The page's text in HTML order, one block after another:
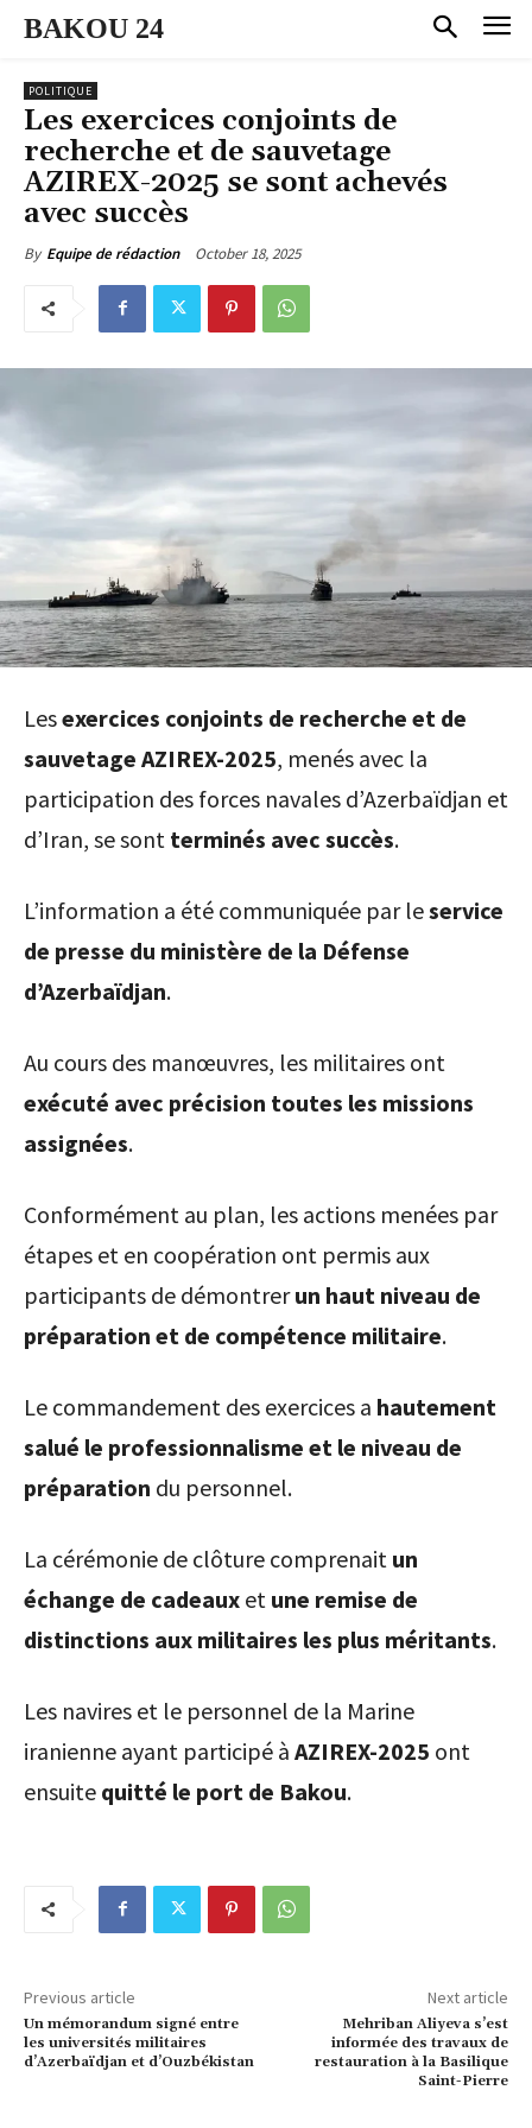
BAKOU 24
POLITIQUE
Les exercices conjoints de
recherche et de sauvetage
AZIREX-2025 se sont achevés
avec succès
By Equipe de rédaction October 18, 2025
Lesexercices conjoints de recherche et de
sauvetage AZIREX-2025, menés avec la
participation des forces navales d’Azerbaïdjan et
d’Iran, se sont terminés avec succès.
L’information a été communiquée par leservice
de presse du ministère de la Défense
d’Azerbaïdjan.
Au cours des manœuvres, les militaires ont
exécuté avec précision toutes les missions
assignées.
Conformément au plan, les actions menées par
étapes et en coopération ont permis aux
participants de démontrerun haut niveau de
préparation et de compétence militaire.
Le commandement des exercices a hautement
salué le professionnalisme et le niveau de
préparation du personnel.
La cérémonie de clôture comprenait un
échange de cadeaux et une remise de
distinctions aux militaires les plus méritants.
Les navires et le personnel de la Marine
iranienne ayant participé à AZIREX-2025 ont
ensuite quitté le port de Bakou.
Previous article
Un mémorandum signé entre
les universités militaires
d’Azerbaïdjan et d’Ouzbékistan
Next article
Mehriban Aliyeva s’est
informée des travaux de
restauration à la Basilique
Saint-Pierre